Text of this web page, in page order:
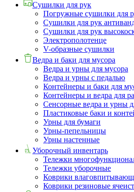
Сушилки для рук
Погружные сушилки для
Сушилки для рук
Сушилки для рук
Электрополотенце
V-образные сушилки
Ведра и баки для мусора
Ведра и урны для мусора
Ведра и урны с педалью
Контейнеры и баки для
Контейнеры и ведра для
Сенсорные ведра и урны
Пластиковые баки и
Урны для бумаги
Урны-пепельницы
Урны настенные
Уборочный инвентарь
Тележки
Тележки уборочные
Коврики
Коврики резиновые